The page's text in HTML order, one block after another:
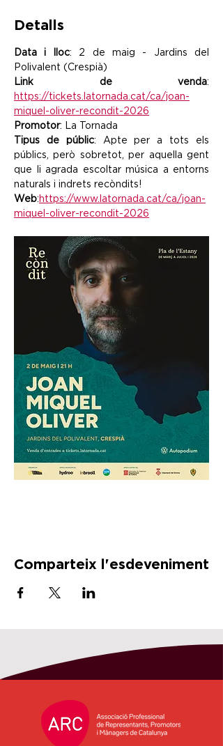
Detalls
Data i lloc: 2 de maig - Jardins del
Polivalent (Crespià)
Link de venda
https://tickets.latornada.cat/ca/joan-
miquel-oliver-recondit-2026
Promotor: La Tornada
Tipus de públic: Apte per a tots els
públics, però sobretot, per aquella gent
que li agrada escoltar música a entorns
naturals i indrets recòndits!
Web: https://www.latornada.cat/ca/joan-
miquel-oliver-recondit-2026
Comparteix l'esdeveniment